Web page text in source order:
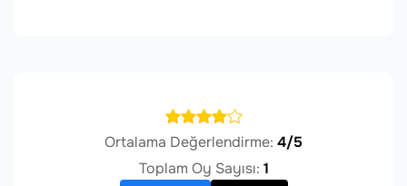
Ortalama Değerlendirme: 4/5
Toplam Oy Sayısı: 1